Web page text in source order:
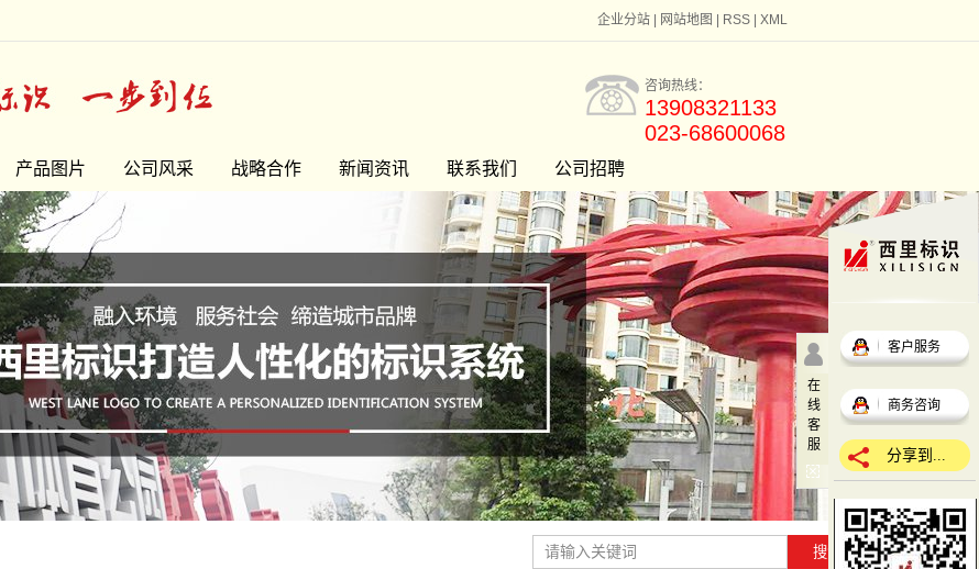
企业分站 网站地图 RSS XML
咨询热线：
13908321133
023-68600068
产品图片
精品字
门头牌系列
宣传栏系列
指示牌系列
花草牌系列
LOGO墙
精神堡垒
雕塑、小品
公司风采 战略合作 新闻资讯
常见问题
联系我们 公司招聘
在
线
客
服
客户服务
商务咨询
分享到...